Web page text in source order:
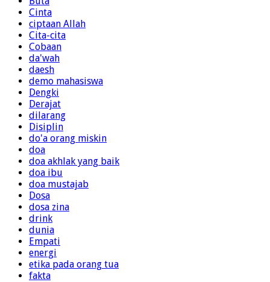
Cinta
ciptaan Allah
Cita-cita
Cobaan
da'wah
daesh
demo mahasiswa
Dengki
Derajat
dilarang
Disiplin
do'a orang miskin
doa
doa akhlak yang baik
doa ibu
doa mustajab
Dosa
dosa zina
drink
dunia
Empati
energi
etika pada orang tua
fakta